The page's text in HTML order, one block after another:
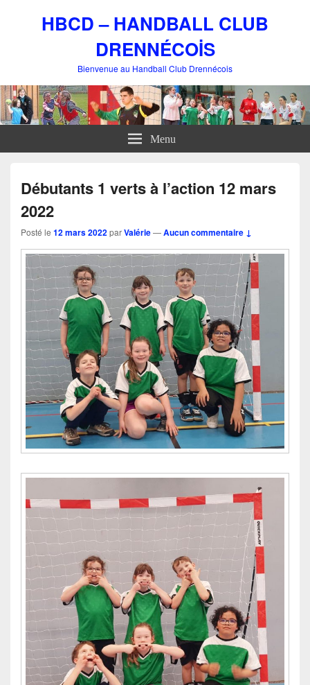
HBCD – HANDBALL CLUB
DRENNÉCOİS
Bienvenue au Handball Club Drennécois
Menu
Débutants 1 verts à l’action 12 mars
2022
Posté le 12 mars 2022parValérie—Aucun commentaire ↓